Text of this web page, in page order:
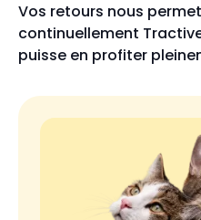
Vos retours nous
continuellement
puisse en profiter